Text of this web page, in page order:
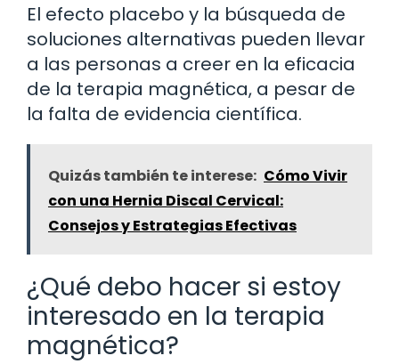
El efecto placebo y la búsqueda de
soluciones alternativas pueden llevar
a las personas a creer en la eficacia
de la terapia magnética, a pesar de
la falta de evidencia científica.
Quizás también te interese: Cómo Vivir
con una Hernia Discal Cervical:
Consejos y Estrategias Efectivas
¿Qué debo hacer si estoy
interesado en la terapia
magnética?